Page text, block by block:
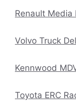
Renault Media
Volvo Truck
Kennwood
Toyota ERC